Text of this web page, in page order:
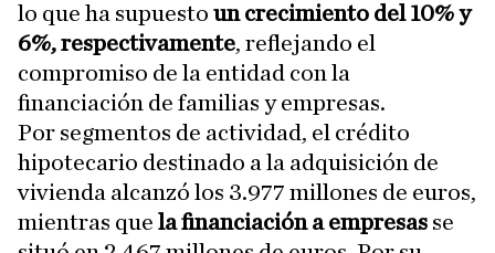
lo que ha supuesto un crecimiento del 10% y
6%, respectivamente, reflejando el
compromiso de la entidad con la
financiación de familias y empresas.
Por segmentos de actividad, el crédito
hipotecario destinado a la adquisición de
vivienda alcanzó los 3.977 millones de euros,
mientras que la financiación a empresas se